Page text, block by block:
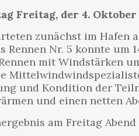
Freitag, der 4. Oktober
zunächst im Hafen
Rennen Nr. 5 konnte
mit Windstärken
und Kondition der
und einen netten
am Freitag